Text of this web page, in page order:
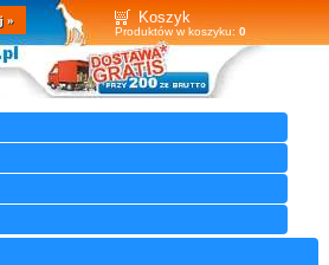
Koszyk
Produktów w koszyku: 0